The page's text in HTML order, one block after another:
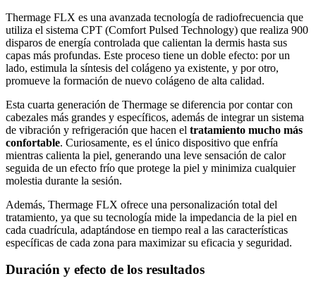
Thermage FLX es una avanzada tecnología de radiofrecuencia que
utiliza el sistema CPT (Comfort Pulsed Technology) que realiza 900
disparos de energía controlada que calientan la dermis hasta sus
capas más profundas. Este proceso tiene un doble efecto: por un
lado, estimula la síntesis del colágeno ya existente, y por otro,
promueve la formación de nuevo colágeno de alta calidad.
Esta cuarta generación de Thermage se diferencia por contar con
cabezales más grandes y específicos, además de integrar un sistema
de vibración y refrigeración que hacen el tratamiento mucho más
confortable. Curiosamente, es el único dispositivo que enfría
mientras calienta la piel, generando una leve sensación de calor
seguida de un efecto frío que protege la piel y minimiza cualquier
molestia durante la sesión.
Además, Thermage FLX ofrece una personalización total del
tratamiento, ya que su tecnología mide la impedancia de la piel en
cada cuadrícula, adaptándose en tiempo real a las características
específicas de cada zona para maximizar su eficacia y seguridad.
Duración y efecto de los resultados